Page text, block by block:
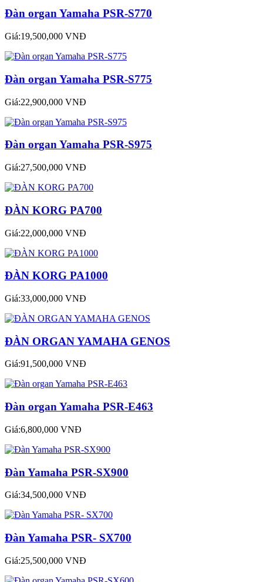
Đàn organ Yamaha PSR-S770
Giá:19,500,000 VNĐ
Đàn organ Yamaha PSR-S775
Giá:22,900,000 VNĐ
Đàn organ Yamaha PSR-S975
Giá:27,500,000 VNĐ
ĐÀN KORG PA700
Giá:22,000,000 VNĐ
ĐÀN KORG PA1000
Giá:33,000,000 VNĐ
ĐÀN ORGAN YAMAHA GENOS
Giá:91,500,000 VNĐ
Đàn organ Yamaha PSR-E463
Giá:6,800,000 VNĐ
Đàn Yamaha PSR-SX900
Giá:34,500,000 VNĐ
Đàn Yamaha PSR- SX700
Giá:25,500,000 VNĐ